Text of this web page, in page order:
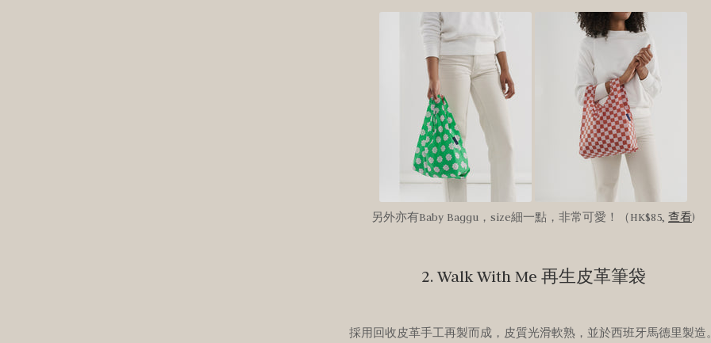
另外亦有Baby Baggu，size細一點，非常可愛！（HK$85, 查看)
2. Walk With Me 再生皮革筆袋
採用回收皮革手工再製而成，皮質光滑軟熟，並於西班牙馬德里製造